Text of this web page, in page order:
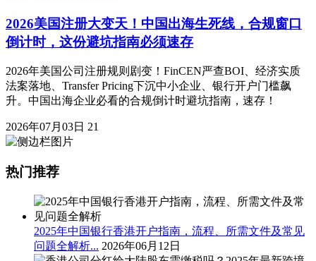
2026美国注册大变天！中国出海生死线，合规窗口
倒计时，这份避坑指南必须速存
2026年美国公司注册规则剧变！FinCEN严查BOI、经济实质
法案落地、Transfer Pricing下沉中小企业、银行开户门槛飙
升。中国出海企业必看的合规倒计时避坑指南，速存！
2026年07月03日 21
热门推荐
2025年中国银行香港开户指南，流程、所需文件及常见
问题全解析... 2026年06月12日